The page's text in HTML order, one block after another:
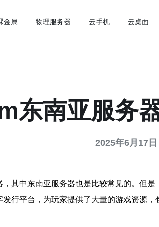
金属 物理服务器 云手机 云桌面
东南亚服务
2025年6月17日
其中东南亚服务器也是比较常见的。但
行平台，为玩家提供了大量的游戏资源